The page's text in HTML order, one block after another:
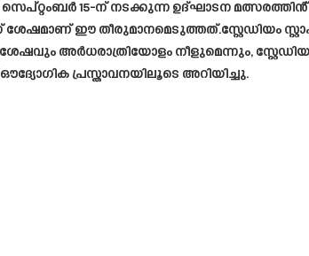
15-ന് നടക്കുന്ന ഉദ്ഘാടന
ശേഷമാണ് ഈ തീരുമാനമെടുത്തത്.സ്റ്റേഡിയം
അര്‍ധരാത്രിയോളം നീളുമെന്നും,
പ്രസ്താവനയിലൂടെ അറിയിച്ചു.